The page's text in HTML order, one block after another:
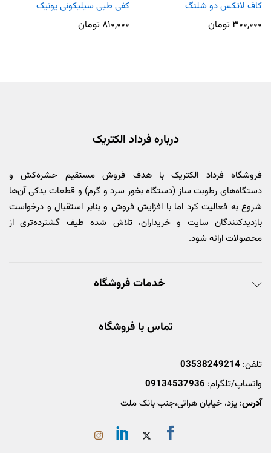
کاف لاتکس دو شلنگ
۳۰۰,۰۰۰ تومان
کفی طبی سیلیکونی یونیک
۸۱۰,۰۰۰تومان
درباره فرداد الکتریک
فروشگاه فرداد الکتریک با هدف فروش مستقیم حشره‌کش و
دستگاه‌های رطوبت ساز (دستگاه بخور سرد و گرم) و قطعات یدکی آن‌ها
شروع به فعالیت کرد اما با افزایش فروش و بنابر استقبال و درخواست
بازدیدکنندگان سایت و خریداران، تلاش شده طیف گشترده‌تری از
محصولات ارائه شود.
خدمات فروشگاه
تماس با فروشگاه
تلفن: 03538249214
واتساپ/تلگرام: 09134537936
آدرس: یزد، خیابان هراتی،جنب بانک ملت